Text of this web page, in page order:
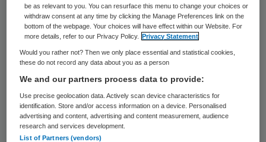
Levensvragen
Dat is gemakkelijker gezegd dan gedaan.
Dit regel je niet door in het
kennismakingsgesprek te vragen of de
cliënt levensvragen heeft. Het vergt
gespreksvaardigheden van de medewerker
be as relevant to you. You can resurface this menu to change your choices or
withdraw consent at any time by clicking the Manage Preferences link on the
bottom of the webpage. Your choices will have effect within our Website. For
more details, refer to our Privacy Policy.
Privacy Statement
Would you rather not? Then we only place essential and statistical cookies,
these do not record any data about you as a person
We and our partners process data to provide:
Use precise geolocation data. Actively scan device characteristics for
identification. Store and/or access information on a device. Personalised
advertising and content, advertising and content measurement, audience
research and services development.
List of Partners (vendors)